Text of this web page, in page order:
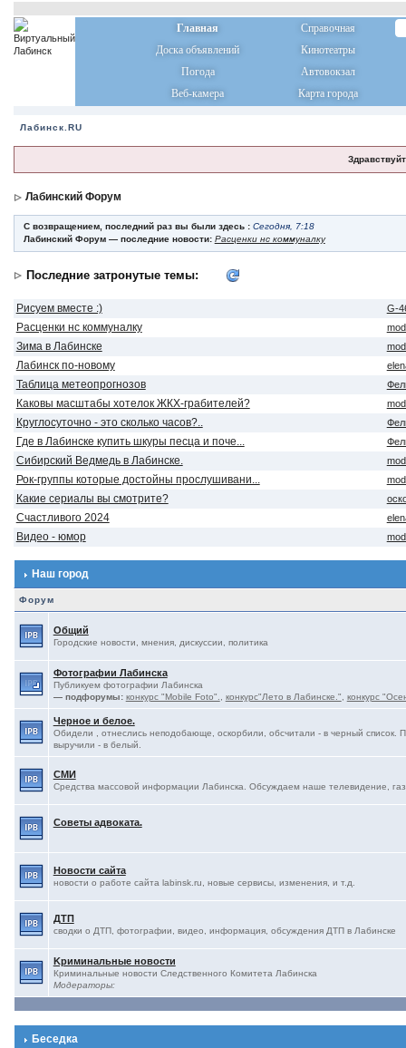
Главная
Справочная
Доска объявлений
Кинотеатры
Погода
Автовокзал
Веб-камера
Карта города
Лабинск.RU
Лабинский Форум
С возвращением, последний раз вы были здесь : Сегодня, 7:18
Лабинский Форум — последние новости: Расценки нс коммуналку
Последние затронутые темы:
Рисуем вместе :) G-
Расценки нс коммуналку
Зима в Лабинске
Лабинск по-новому
Таблица метеопрогнозов
Каковы масштабы хотелок ЖКХ-грабителей?
Круглосуточно - это сколько часов?..
Где в Лабинске купить шкуры песца и поче...
Сибирский Ведмедь в Лабинске.
Рок-группы которые достойны прослушивани...
Какие сериалы вы смотрите?
Счастливого 2024
Видео - юмор
Наш город
Форум
Общий
Городские новости, мнения, дискуссии, политика
Фотографии Лабинска
Публикуем фотографии Лабинска
— подфорумы: конкурс "Mobile Foto". конкурс"Лето в Лабинске." конкурс
Черное и белое.
Обидели , отнеслись неподобающе, оскорбили, обсчитали - в черный список.
выручили - в белый.
СМИ
Средства массовой информации Лабинска. Обсуждаем наше телевидение,
Советы адвоката.
Новости сайта
новости о работе сайта labinsk.ru, новые сервисы, изменения, и т.д.
ДТП
сводки о ДТП, фотографии, видео, информация, обсуждения ДТП в Лабинске
Kриминальные новости
Криминальные новости Следственного Комитета Лабинска
Модераторы:
Беседка